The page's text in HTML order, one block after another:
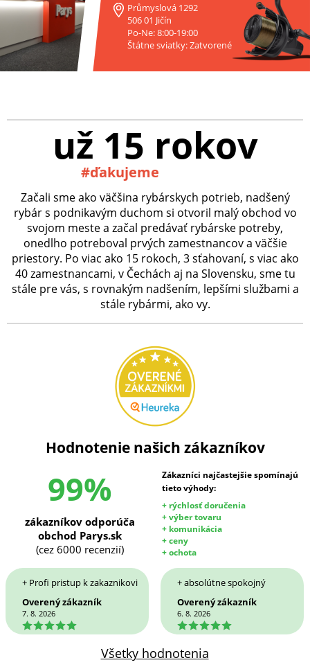
Průmyslová 1292
506 01 Jičín
Po-Ne: 8:00-19:00
Štátne sviatky: Zatvorené
už 15 rokov
#ďakujeme
Začali sme ako väčšina rybárskych potrieb, nadšený
rybár s podnikavým duchom si otvoril malý obchod vo
svojom meste a začal predávať rybárske potreby,
onedlho potreboval prvých zamestnancov a väčšie
priestory. Po viac ako 15 rokoch, 3 sťahovaní, s viac ako
40 zamestnancami, v Čechách aj na Slovensku, sme tu
stále pre vás, s rovnakým nadšením, lepšími službami a
stále rybármi, ako vy.
Hodnotenie našich zákazníkov
99%
Zákazníci najčastejšie spomínajú
tieto výhody:
+ rýchlosť doručenia
+ výber tovaru
+ komunikácia
+ ceny
+ ochota
zákazníkov odporúča
obchod Parys.sk
(cez 6000 recenzií)
+ Profi pristup k zakaznikovi
Overený zákazník
7. 8. 2026
5
+ absolútne spokojný
Overený zákazník
6. 8. 2026
5
Všetky hodnotenia